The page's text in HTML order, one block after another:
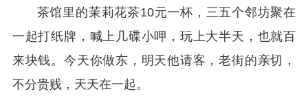
茶馆里的茉莉花茶10元一杯，三五个邻坊聚在
一起打纸牌，喊上几碟小呷，玩上大半天，也就百
来块钱。今天你做东，明天他请客，老街的亲切，
不分贵贱，天天在一起。